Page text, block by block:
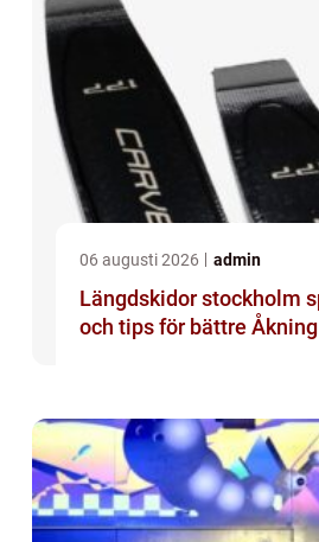
06 augusti 2026 admin
Längdskidor stockholm spår, utrustning
och tips för bättre Åkning